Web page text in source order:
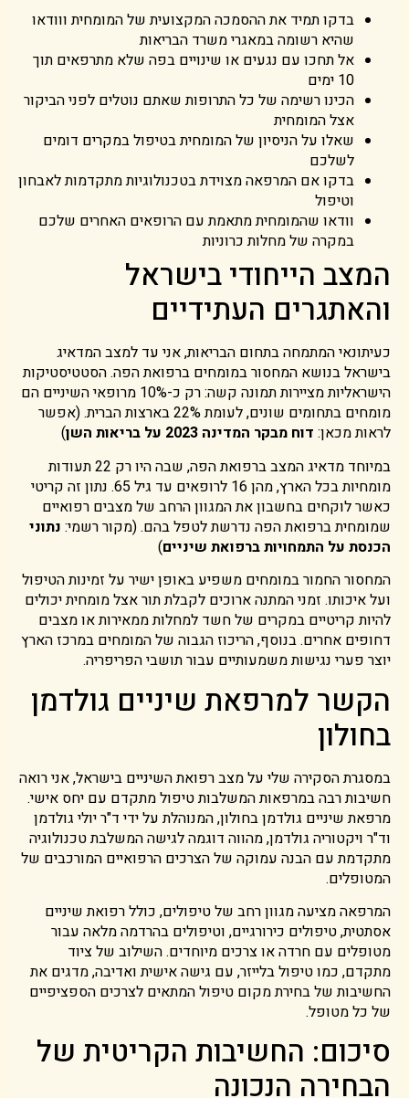
בדקו תמיד את ההסמכה המקצועית של המומחית ווודאו
שהיא רשומה במאגרי משרד הבריאות
אל תחכו עם נגעים או שינויים בפה שלא מתרפאים תוך
10 ימים
הכינו רשימה של כל התרופות שאתם נוטלים לפני הביקור
אצל המומחית
שאלו על הניסיון של המומחית בטיפול במקרים דומים
לשלכם
בדקו אם המרפאה מצוידת בטכנולוגיות מתקדמות לאבחון
וטיפול
וודאו שהמומחית מתאמת עם הרופאים האחרים שלכם
במקרה של מחלות כרוניות
המצב הייחודי בישראל
והאתגרים העתידיים
כעיתונאי המתמחה בתחום הבריאות, אני עד למצב המדאיג
בישראל בנושא המחסור במומחים ברפואת הפה. הסטטיסטיקות
הישראליות מציירות תמונה קשה: רק כ-10% מרופאי השיניים הם
מומחים בתחומים שונים, לעומת 22% בארצות הברית. (אפשר
לראות מכאן: דוח מבקר המדינה 2023 על בריאות השן
)
במיוחד מדאיג המצב ברפואת הפה, שבה היו רק 22 תעודות
מומחיות בכל הארץ, מהן 16 לרופאים עד גיל 65. נתון זה קריטי
כאשר לוקחים בחשבון את המגוון הרחב של מצבים רפואיים
שמומחית ברפואת הפה נדרשת לטפל בהם. (מקור רשמי: נתוני
הכנסת על התמחויות ברפואת שיניים)
המחסור החמור במומחים משפיע באופן ישיר על זמינות הטיפול
ועל איכותו. זמני המתנה ארוכים לקבלת תור אצל מומחית יכולים
להיות קריטיים במקרים של חשד למחלות ממאירות או מצבים
דחופים אחרים. בנוסף, הריכוז הגבוה של המומחים במרכז הארץ
יוצר פערי נגישות משמעותיים עבור תושבי הפריפריה.
הקשר למרפאת שיניים גולדמן
בחולון
במסגרת הסקירה שלי על מצב רפואת השיניים בישראל, אני רואה
חשיבות רבה במרפאות המשלבות טיפול מתקדם עם יחס אישי.
מרפאת שיניים גולדמן בחולון, המנוהלת על ידי ד"ר יולי גולדמן
וד"ר ויקטוריה גולדמן, מהווה דוגמה לגישה המשלבת טכנולוגיה
מתקדמת עם הבנה עמוקה של הצרכים הרפואיים המורכבים של
המטופלים.
המרפאה מציעה מגוון רחב של טיפולים, כולל רפואת שיניים
אסתטית, טיפולים כירורגיים, וטיפולים בהרדמה מלאה עבור
מטופלים עם חרדה או צרכים מיוחדים. השילוב של ציוד
מתקדם, כמו טיפול בלייזר, עם גישה אישית ואדיבה, מדגים את
החשיבות של בחירת מקום טיפול המתאים לצרכים הספציפיים
של כל מטופל.
סיכום: החשיבות הקריטית של
הבחירה הנכונה